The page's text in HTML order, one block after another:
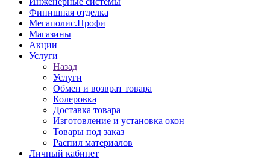
Финишная отделка
Мегаполис.Профи
Магазины
Акции
Услуги
Назад
Услуги
Обмен и возврат товара
Колеровка
Доставка товара
Изготовление и установка окон
Товары под заказ
Распил материалов
Личный кабинет